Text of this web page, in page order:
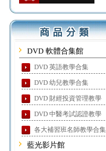
DVD 軟體合集館
DVD 英語教學合集
DVD 幼兒教學合集
DVD 財經投資管理教學
DVD 中醫考試認證教學
各大補習班名師教學合集
藍光影片館